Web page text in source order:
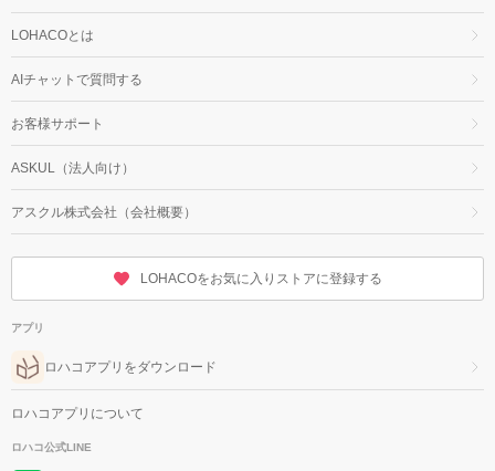
LOHACOとは
AIチャットで質問する
お客様サポート
ASKUL（法人向け）
アスクル株式会社（会社概要）
LOHACOをお気に入りストアに登録する
アプリ
ロハコアプリをダウンロード
ロハコアプリについて
ロハコ公式LINE